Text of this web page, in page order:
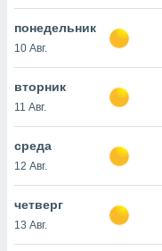
нашей
cookie
в
ВЫ
понедельник
10 Авг.
вторник
11 Авг.
среда
12 Авг.
четверг
13 Авг.